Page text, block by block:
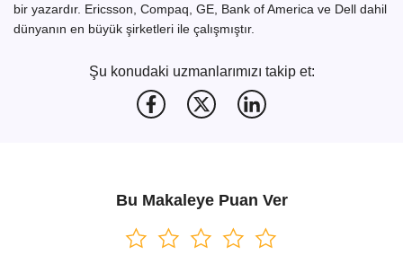
bir yazardır. Ericsson, Compaq, GE, Bank of America ve Dell dahil
dünyanın en büyük şirketleri ile çalışmıştır.
Şu konudaki uzmanlarımızı takip et:
Bu Makaleye Puan Ver